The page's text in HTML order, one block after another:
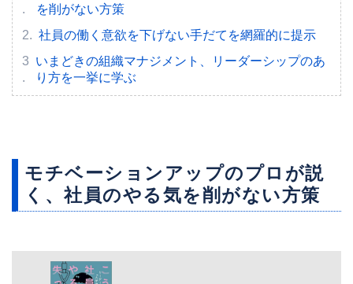
を削がない方策
社員の働く意欲を下げない手だてを網羅的に提示
いまどきの組織マナジメント、リーダーシップのあ
り方を一挙に学ぶ
モチベーションアップのプロが説
く、社員のやる気を削がない方策